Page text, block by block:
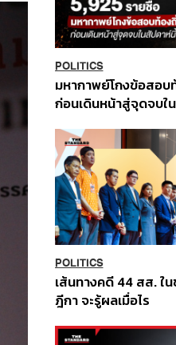
POLITICS
มหากาพย์โกงข้อสอบ
ก่อนเดินหน้าสู่จุดจบใ
POLITICS
เส้นทางคดี 44 สส. ใ
ฎีกา จะรู้ผลเมื่อไร